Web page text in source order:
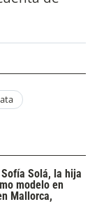
Solá, la hija
modelo en
Mallorca,